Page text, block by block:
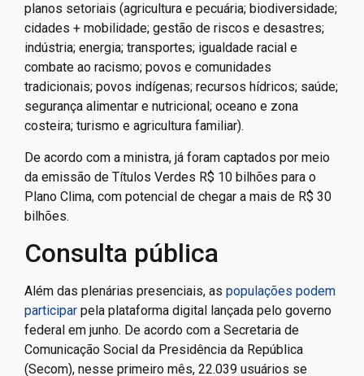
planos setoriais (agricultura e pecuária; biodiversidade;
cidades + mobilidade; gestão de riscos e desastres;
indústria; energia; transportes; igualdade racial e
combate ao racismo; povos e comunidades
tradicionais; povos indígenas; recursos hídricos; saúde;
segurança alimentar e nutricional; oceano e zona
costeira; turismo e agricultura familiar).
De acordo com a ministra, já foram captados por meio
da emissão de Títulos Verdes R$ 10 bilhões para o
Plano Clima, com potencial de chegar a mais de R$ 30
bilhões.
Consulta pública
Além das plenárias presenciais, as populações podem
participar pela plataforma digital lançada pelo governo
federal em junho. De acordo com a Secretaria de
Comunicação Social da Presidência da República
(Secom), nesse primeiro mês, 22.039 usuários se